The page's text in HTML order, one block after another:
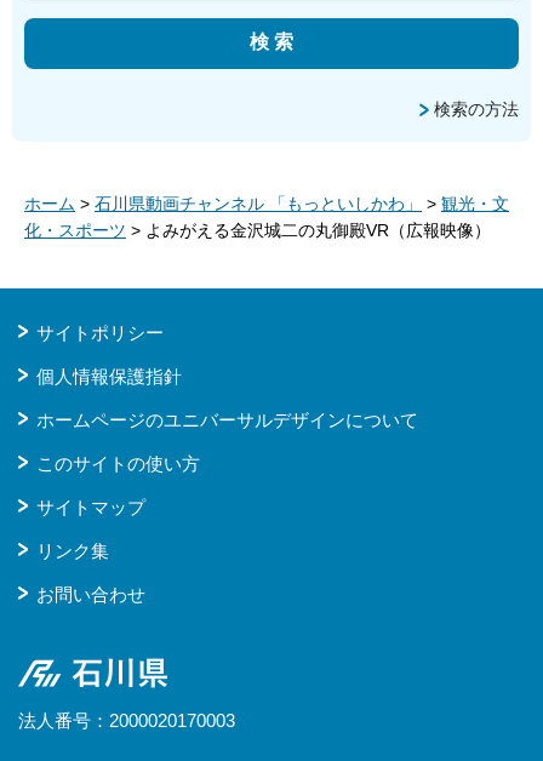
検索の方法
ホーム > 石川県動画チャンネル 「もっといしかわ」 > 観光・文
化・スポーツ > よみがえる金沢城二の丸御殿VR（広報映像）
サイトポリシー
個人情報保護指針
ホームページのユニバーサルデザインについて
このサイトの使い方
サイトマップ
リンク集
お問い合わせ
石川県
法人番号：2000020170003